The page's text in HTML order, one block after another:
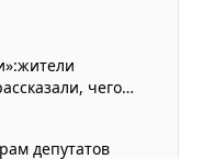
чего
депутатов